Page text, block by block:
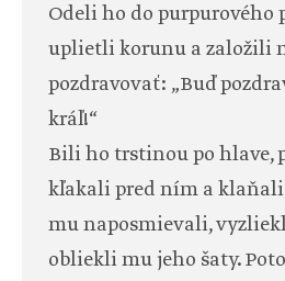
Odeli ho do purpurového
uplietli korunu a založili
pozdravovať: „Buď
kráľ!“
Bili ho trstinou po hlave,
kľakali pred ním a klaňali
mu naposmievali,
obliekli mu jeho šaty.